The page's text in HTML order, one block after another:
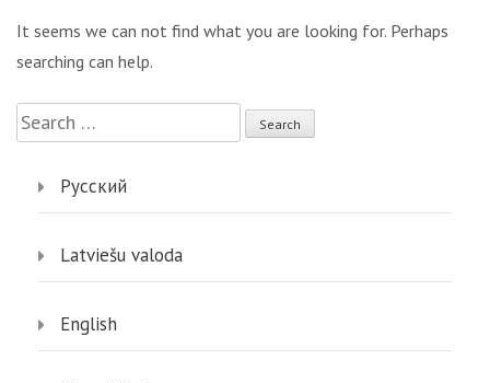
It seems we can not find what you are looking for. Perhaps
searching can help.
Search
for:
Русский
Latviešu valoda
English